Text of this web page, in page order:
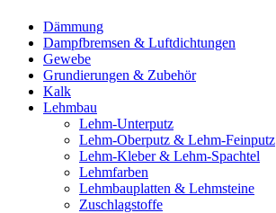
Dämmung
Dampfbremsen & Luftdichtungen
Gewebe
Grundierungen & Zubehör
Kalk
Lehmbau
Lehm-Unterputz
Lehm-Oberputz & Lehm-Feinputz
Lehm-Kleber & Lehm-Spachtel
Lehmfarben
Lehmbauplatten & Lehmsteine
Zuschlagstoffe